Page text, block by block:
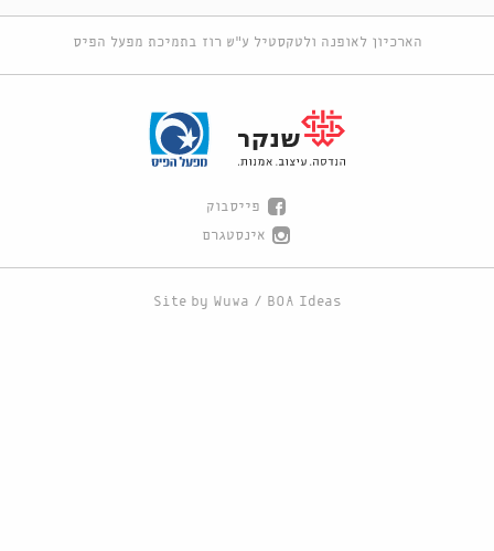
הארכיון לאופנה ולטקסטיל ע"ש רוז בתמיכת מפעל הפיס
פייסבוק
אינסטגרם
Site by Wuwa / BOA Ideas